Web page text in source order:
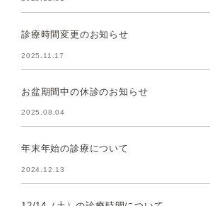
診療時間変更のお知らせ
2025.11.17
お盆期間中の休診のお知らせ
2025.08.04
年末年始の診療について
2024.12.13